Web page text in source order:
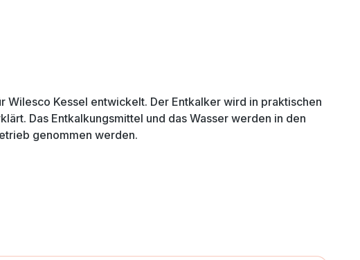
Kessel entwickelt. Der Entkalker wird in praktischen
Das Entkalkungsmittel und das Wasser werden in den
genommen werden.